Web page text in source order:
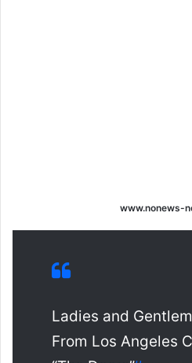
www.nonews-
Ladies and
From Los Angeles